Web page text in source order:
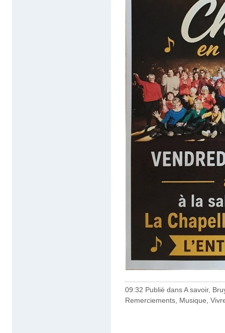
09:32 Publié dansA savoir,
Remerciements Musique